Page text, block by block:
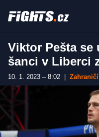
Viktor Pešta se
šanci v Liberci
10. 1. 2023 – 8:02 Zahraničí